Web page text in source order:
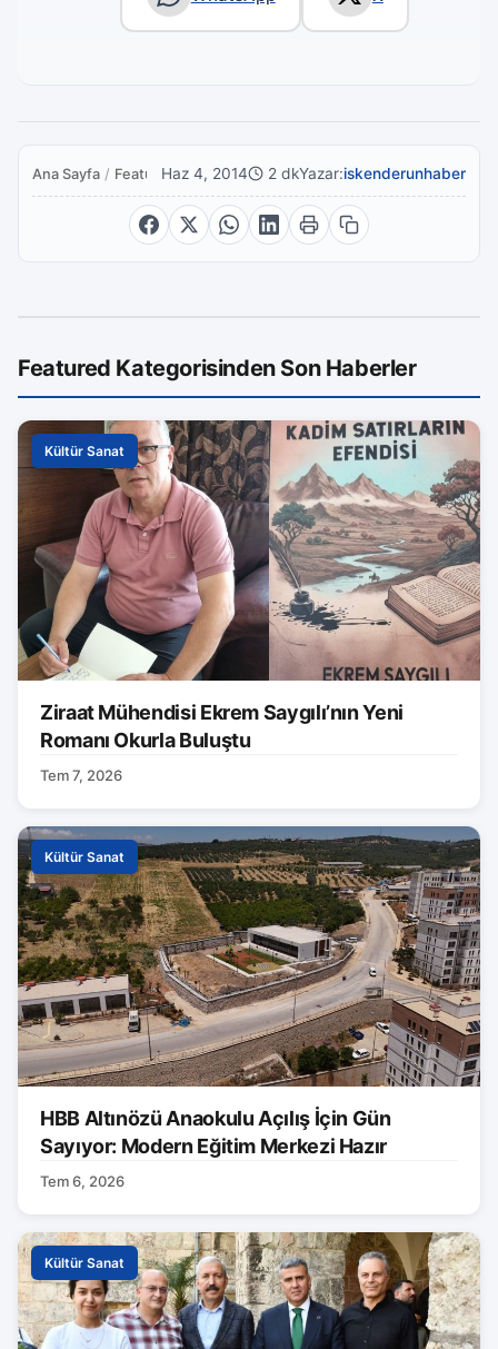
Ana Sayfa / FeaturedHaz 4, 2014 2 dkYazar:iskenderunhaber
Featured Kategorisinden Son Haberler
Kültür Sanat
Ziraat Mühendisi Ekrem Saygılı’nın Yeni
Romanı Okurla Buluştu
Tem 7, 2026
Kültür Sanat
HBB Altınözü Anaokulu Açılış İçin Gün
Sayıyor: Modern Eğitim Merkezi Hazır
Tem 6, 2026
Kültür Sanat